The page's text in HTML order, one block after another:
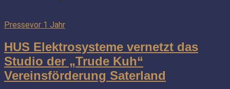
Pressevor 1 Jahr
HUS Elektrosysteme vernetzt das
Studio der „Trude Kuh“
Vereinsförderung Saterland